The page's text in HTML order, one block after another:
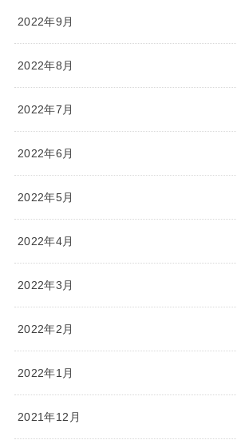
2022年9月
2022年8月
2022年7月
2022年6月
2022年5月
2022年4月
2022年3月
2022年2月
2022年1月
2021年12月